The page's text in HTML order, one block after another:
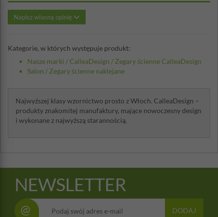
Napisz własną opinię
Kategorie, w których występuje produkt:
Nasze marki /CalleaDesign / Zegary ścienne CalleaDesign
Salon / Zegary ścienne naklejane
Najwyższej klasy wzornictwo prosto z Włoch. CalleaDesign –
produkty znakomitej manufaktury, mające nowoczesny design
i wykonane z najwyższą starannością.
NEWSLETTER
@ DODAJ